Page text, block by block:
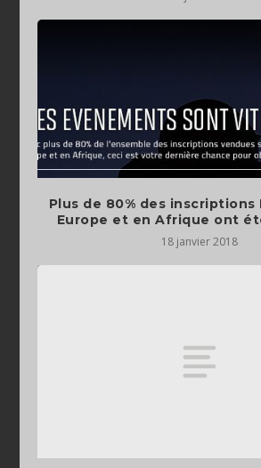
Plus de 80% des inscriptions
Europe et en Afrique ont
18 janvier 2018